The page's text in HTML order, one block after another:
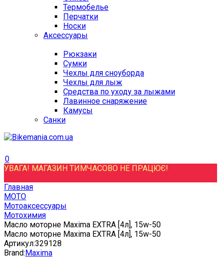
Термобелье
Перчатки
Носки
Аксессуары
Рюкзаки
Сумки
Чехлы для сноуборда
Чехлы для лыж
Средства по уходу за лыжами
Лавинное снаряжение
Камусы
Санки
0
УВАГА! МАГАЗИН ТИМЧАСОВО НЕ ПРАЦЮЄ!
Главная
МОТО
Мотоаксессуары
Мотохимия
Масло моторне Maxima EXTRA [4л], 15w-50
Масло моторне Maxima EXTRA [4л], 15w-50
Артикул:329128
Brand:Maxima